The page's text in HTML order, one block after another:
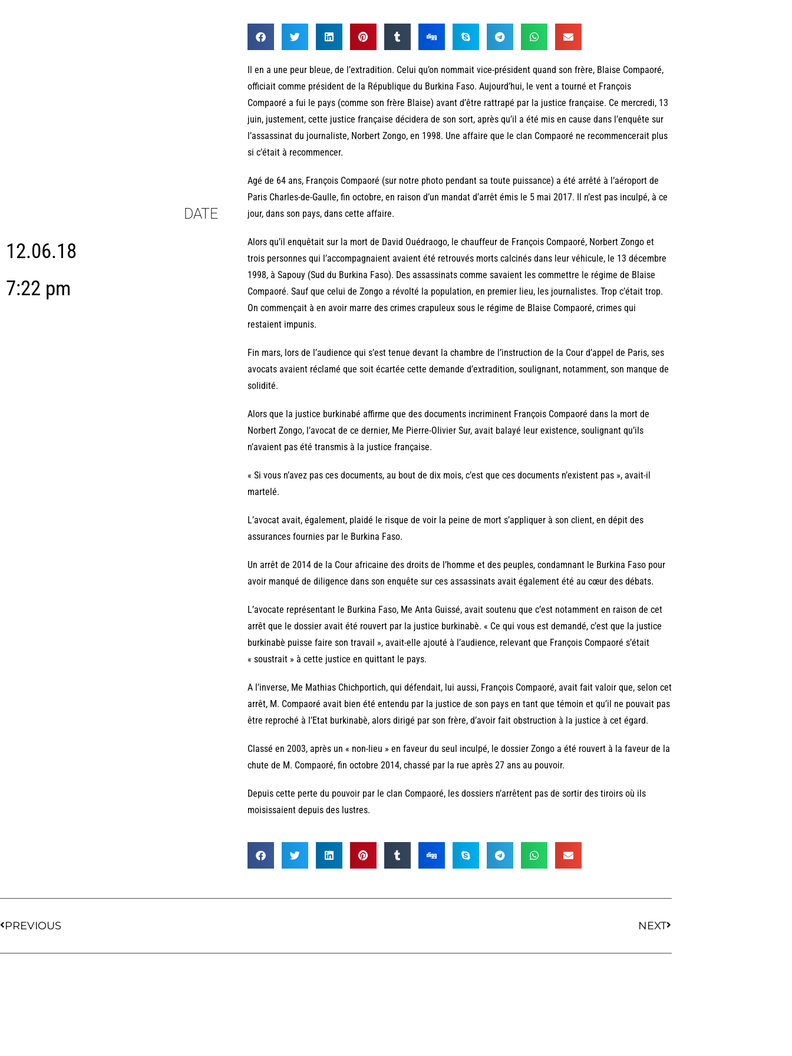
DATE
12.06.18
7:22 pm
Il en a une peur bleue, de l’extradition. Celui qu’on nommait vice-président quand son frère, Blaise Compaoré,
officiait comme président de la République du Burkina Faso. Aujourd’hui, le vent a tourné et François
Compaoré a fui le pays (comme son frère Blaise) avant d’être rattrapé par la justice française. Ce mercredi, 13
juin, justement, cette justice française décidera de son sort, après qu’il a été mis en cause dans l’enquête sur
l’assassinat du journaliste, Norbert Zongo, en 1998. Une affaire que le clan Compaoré ne recommencerait plus
si c’était à recommencer.
Agé de 64 ans, François Compaoré (sur notre photo pendant sa toute puissance) a été arrêté à l’aéroport de
Paris Charles-de-Gaulle, fin octobre, en raison d’un mandat d’arrêt émis le 5 mai 2017. Il n’est pas inculpé, à ce
jour, dans son pays, dans cette affaire.
Alors qu’il enquêtait sur la mort de David Ouédraogo, le chauffeur de François Compaoré, Norbert Zongo et
trois personnes qui l’accompagnaient avaient été retrouvés morts calcinés dans leur véhicule, le 13 décembre
1998, à Sapouy (Sud du Burkina Faso). Des assassinats comme savaient les commettre le régime de Blaise
Compaoré. Sauf que celui de Zongo a révolté la population, en premier lieu, les journalistes. Trop c’était trop.
On commençait à en avoir marre des crimes crapuleux sous le régime de Blaise Compaoré, crimes qui
restaient impunis.
Fin mars, lors de l’audience qui s’est tenue devant la chambre de l’instruction de la Cour d’appel de Paris, ses
avocats avaient réclamé que soit écartée cette demande d’extradition, soulignant, notamment, son manque de
solidité.
Alors que la justice burkinabé affirme que des documents incriminent François Compaoré dans la mort de
Norbert Zongo, l’avocat de ce dernier, Me Pierre-Olivier Sur, avait balayé leur existence, soulignant qu’ils
n’avaient pas été transmis à la justice française.
« Si vous n’avez pas ces documents, au bout de dix mois, c’est que ces documents n’existent pas », avait-il
martelé.
L’avocat avait, également, plaidé le risque de voir la peine de mort s’appliquer à son client, en dépit des
assurances fournies par le Burkina Faso.
Un arrêt de 2014 de la Cour africaine des droits de l’homme et des peuples, condamnant le Burkina Faso pour
avoir manqué de diligence dans son enquête sur ces assassinats avait également été au cœur des débats.
L’avocate représentant le Burkina Faso, Me Anta Guissé, avait soutenu que c’est notamment en raison de cet
arrêt que le dossier avait été rouvert par la justice burkinabè. « Ce qui vous est demandé, c’est que la justice
burkinabè puisse faire son travail », avait-elle ajouté à l’audience, relevant que François Compaoré s’était
« soustrait » à cette justice en quittant le pays.
A l’inverse, Me Mathias Chichportich, qui défendait, lui aussi, François Compaoré, avait fait valoir que, selon cet
arrêt, M. Compaoré avait bien été entendu par la justice de son pays en tant que témoin et qu’il ne pouvait pas
être reproché à l’Etat burkinabè, alors dirigé par son frère, d’avoir fait obstruction à la justice à cet égard.
Classé en 2003, après un « non-lieu » en faveur du seul inculpé, le dossier Zongo a été rouvert à la faveur de la
chute de M. Compaoré, fin octobre 2014, chassé par la rue après 27 ans au pouvoir.
Depuis cette perte du pouvoir par le clan Compaoré, les dossiers n’arrêtent pas de sortir des tiroirs où ils
moisissaient depuis des lustres.
PREVIOUS NEXT